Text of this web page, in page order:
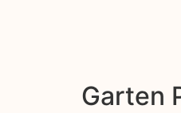
Garten